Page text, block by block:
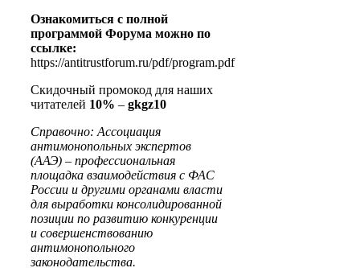
Ознакомиться с полной
программой Форума можно по
ссылке:
https://antitrustforum.ru/pdf/program.pdf
Скидочный промокод для наших
читателей 10% – gkgz10
Справочно: Ассоциация
антимонопольных экспертов
(ААЭ) – профессиональная
площадка взаимодействия с ФАС
России и другими органами власти
для выработки консолидированной
позиции по развитию конкуренции
и совершенствованию
антимонопольного
законодательства.